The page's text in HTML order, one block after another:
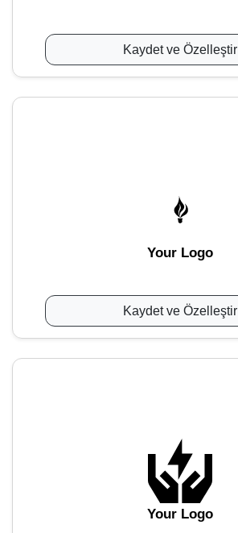
Kaydet ve Özelleştir
Your Logo
Kaydet ve Özelleştir
Your Logo